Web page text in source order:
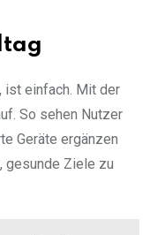
ist einfach. Mit der
So sehen Nutzer
Geräte ergänzen
gesunde Ziele zu